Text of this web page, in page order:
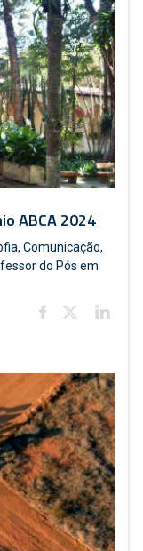
ABCA 2024
Comunicação,
do Pós em